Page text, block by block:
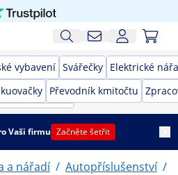
vybavení Svářečky Elektrické
Převodník kmitočtu
Vaši firmu Začněte šetřit
a nářadí / Autopříslušenství /